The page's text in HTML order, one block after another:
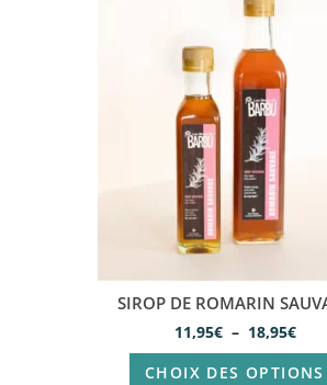
SIROP DE ROMARIN
11,95€ – 18,95€
CHOIX DES OPTIONS